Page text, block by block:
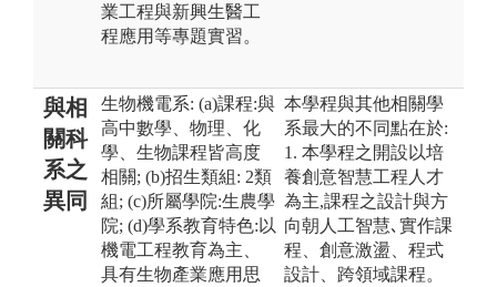
業工程與新興生醫工
程應用等專題實習。
與相
關科
系之
異同
生物機電系: (a)課程:與
高中數學、物理、化
學、生物課程皆高度
相關; (b)招生類組: 2類
組; (c)所屬學院:生農學
院; (d)學系教育特色:以
機電工程教育為主、
具有生物產業應用思
本學程與其他相關學
系最大的不同點在於:
1. 本學程之開設以培
養創意智慧工程人才
為主,課程之設計與方
向朝人工智慧､實作課
程、創意激盪、程式
設計、跨領域課程。